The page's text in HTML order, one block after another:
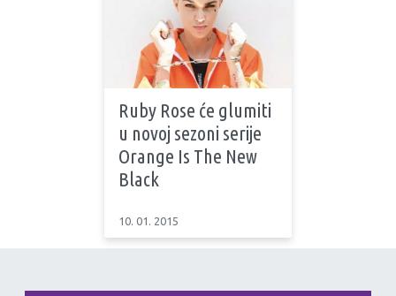
Ruby Rose će glumiti
u novoj sezoni serije
Orange Is The New
Black
10. 01. 2015